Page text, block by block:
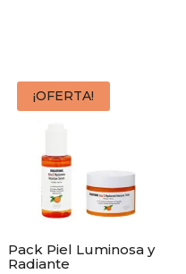
¡OFERTA!
Pack Piel Luminosa y
Radiante